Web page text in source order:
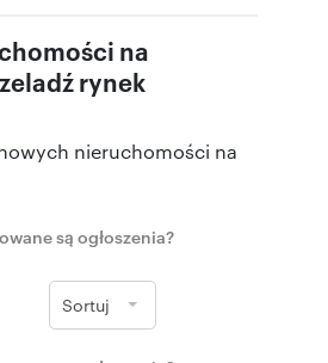
na
rynek
nieruchomości na
są ogłoszenia?
Sortuj